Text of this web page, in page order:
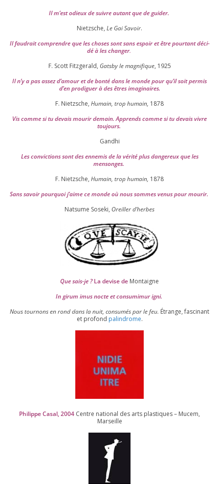
Il m’est odieux de suivre autant que de gui­der.
Nietzsche, Le Gai Savoir.
Il fau­drait com­prendre que les choses sont sans espoir et être pour­tant déci­
dé à les chan­ger.
F. Scott Fitzgerald, Gatsby le magni­fique, 1925
Il n’y a pas assez d’a­mour et de bon­té dans le monde pour qu’il soit per­mis
d’en pro­di­guer à des êtres imaginaires.
F. Nietzsche, Humain, trop humain, 1878
Vis comme si tu devais mou­rir demain. Apprends comme si tu devais vivre
toujours.
Gandhi
Les convic­tions sont des enne­mis de la véri­té plus dan­ge­reux que les
mensonges.
F. Nietzsche, Humain, trop humain, 1878
Sans savoir pour­quoi j’aime ce monde où nous sommes venus pour mourir.
Natsume Soseki, Oreiller d’herbes
Que sais-je ?La devise de Montaigne
In girum imus nocte et consu­mi­mur igni.
Nous tour­nons en rond dans la nuit, consu­més par le feu. Étrange, fas­ci­nant
et pro­fond palin­drome.
Philippe Casal,2004 Centre natio­nal des arts plas­tiques – Mucem,
Marseille